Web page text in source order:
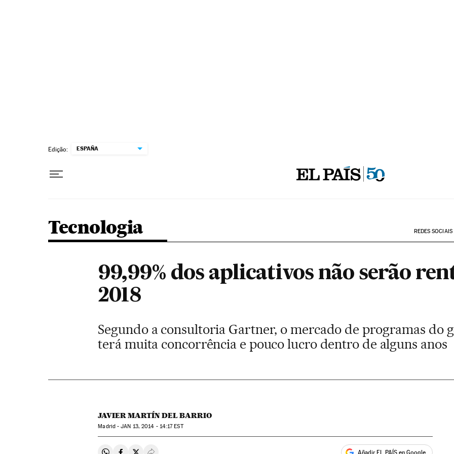
Edição: ESPAÑA
Tecnologia REDES SOCIAIS
99,99% dos aplicativos não serão
2018
Segundo a consultoria Gartner, o mercado de programas do
terá muita concorrência e pouco lucro dentro de alguns anos
JAVIER MARTÍN DEL BARRIO
Madrid -JAN 13, 2014 - 14:17EST
Añadir EL PAÍS en Google